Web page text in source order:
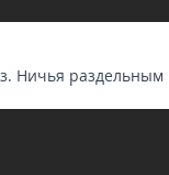
Ничья